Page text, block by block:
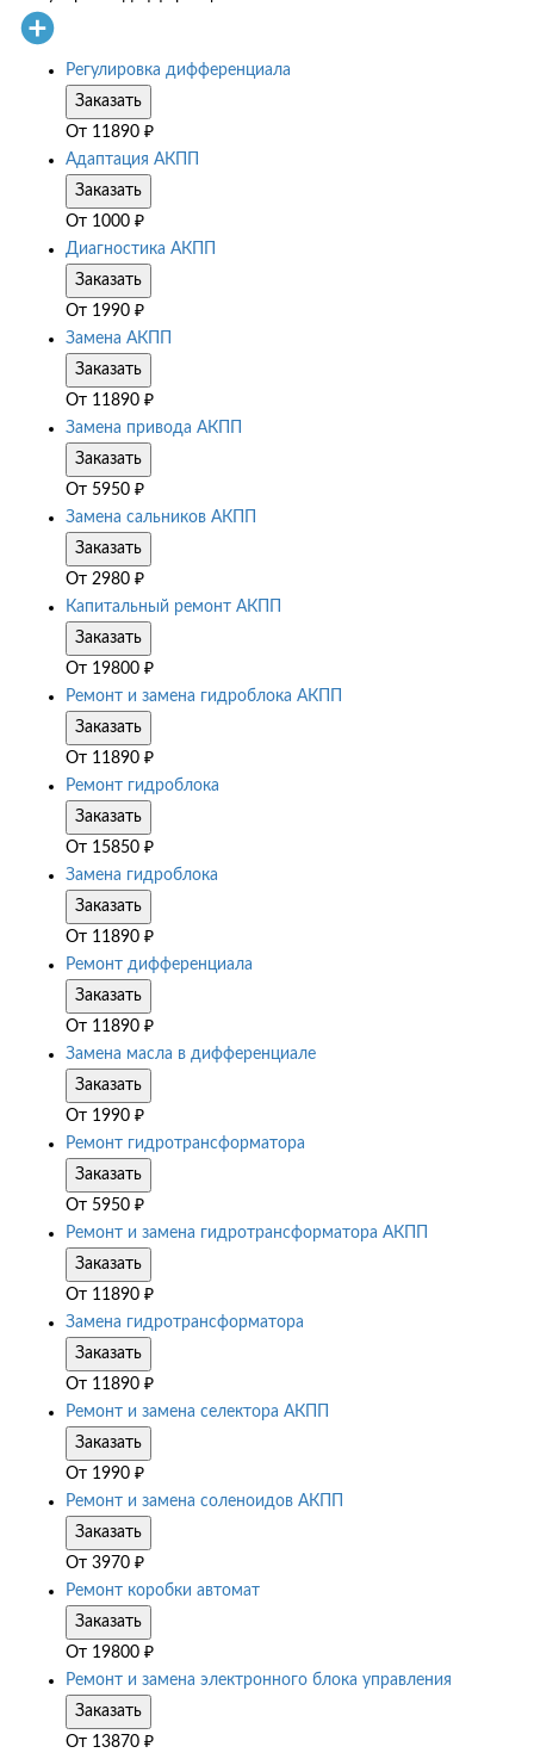
Регулировка дифференциала
Заказать
От 11890 ₽
Адаптация АКПП
Заказать
От 1000 ₽
Диагностика АКПП
Заказать
От 1990 ₽
Замена АКПП
Заказать
От 11890 ₽
Замена привода АКПП
Заказать
От 5950 ₽
Замена сальников АКПП
Заказать
От 2980 ₽
Капитальный ремонт АКПП
Заказать
От 19800 ₽
Ремонт и замена гидроблока АКПП
Заказать
От 11890 ₽
Ремонт гидроблока
Заказать
От 15850 ₽
Замена гидроблока
Заказать
От 11890 ₽
Ремонт дифференциала
Заказать
От 11890 ₽
Замена масла в дифференциале
Заказать
От 1990 ₽
Ремонт гидротрансформатора
Заказать
От 5950 ₽
Ремонт и замена гидротрансформатора АКПП
Заказать
От 11890 ₽
Замена гидротрансформатора
Заказать
От 11890 ₽
Ремонт и замена селектора АКПП
Заказать
От 1990 ₽
Ремонт и замена соленоидов АКПП
Заказать
От 3970 ₽
Ремонт коробки автомат
Заказать
От 19800 ₽
Ремонт и замена электронного блока управления
Заказать
От 13870 ₽